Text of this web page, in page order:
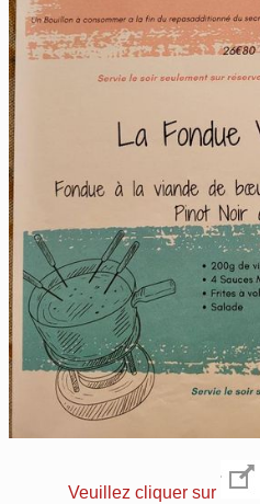
Veuillez cliquer sur